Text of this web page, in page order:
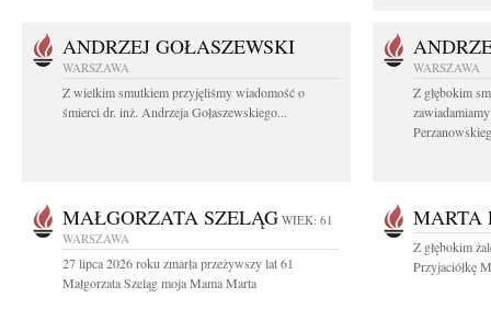
ANDRZEJ GOŁASZEWSKI
WARSZAWA
Z wielkim smutkiem przyjęliśmy wiadomość o
śmierci dr. inż. Andrzeja Gołaszewskiego...
WARSZAWA
Z głębokim
MAŁGORZATA SZELĄG WIEK: 61
WARSZAWA
27 lipca 2026 roku zmarła przeżywszy lat 61
Małgorzata Szeląg moja Mama Marta
MARTA
Z głębokim
Przyjaciółkę